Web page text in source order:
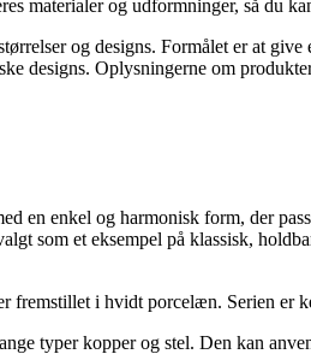
materialer og udformninger, så du
og designs. Formålet er at
designs. Oplysningerne om
en enkel og harmonisk form, der
som et eksempel på klassisk,
i hvidt porcelæn. Serien er
typer kopper og stel. Den kan